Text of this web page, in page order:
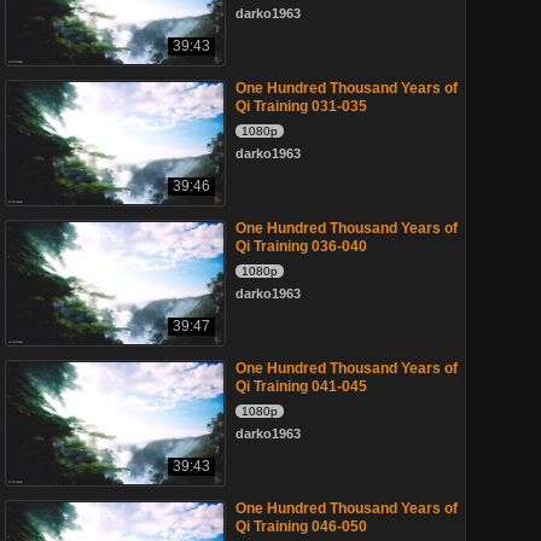
39:43
darko1963
39:46
One Hundred Thousand Years of
Qi Training 031-035
1080p
darko1963
39:47
One Hundred Thousand Years of
Qi Training 036-040
1080p
darko1963
39:43
One Hundred Thousand Years of
Qi Training 041-045
1080p
darko1963
One Hundred Thousand Years of
Qi Training 046-050